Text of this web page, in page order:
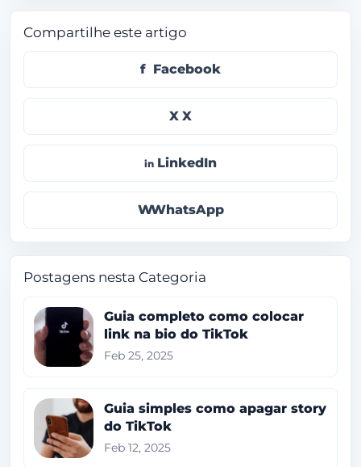
Compartilhe este artigo
Facebook
X
LinkedIn
WhatsApp
Postagens nesta Categoria
Guia completo como colocar
link na bio do TikTok
Feb 25, 2025
Guia simples como apagar story
do TikTok
Feb 12, 2025